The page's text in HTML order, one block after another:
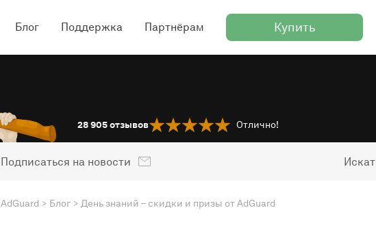
Блог Поддержка Партнёрам Купить
28 905отзывов Отлично!
Подписаться на новости
AdGuard Блог День знаний – скидки и призы от AdGuard